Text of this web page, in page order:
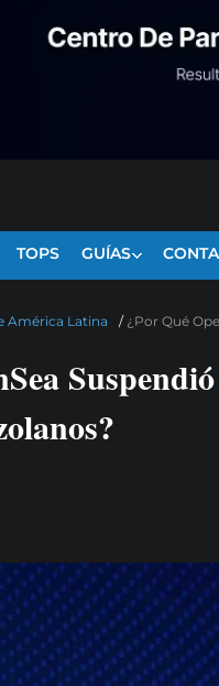
TOPS GUÍAS
América Latina / ¿Por Qué